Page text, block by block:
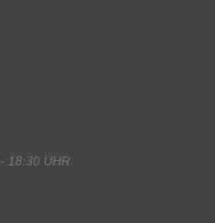
18:30 UHR